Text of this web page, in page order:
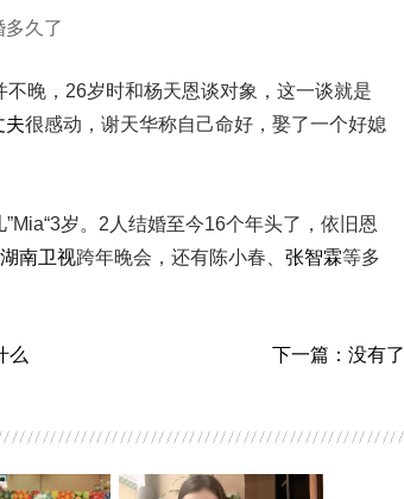
久了
不晚，26岁时和杨天恩谈对象，这一谈就是
夫很感动，谢天华称自己命好，娶了一个好媳
”Mia“3岁。2人结婚至今16个年头了，依旧恩
湖南卫视跨年晚会，还有陈小春、 张智霖等多
么 下一篇：没有了